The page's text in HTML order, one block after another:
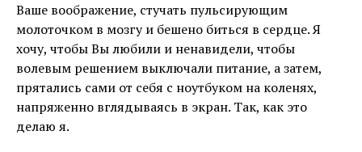
Ваше воображение, стучать пульсирующим
молоточком в мозгу и бешено биться в сердце. Я
хочу, чтобы Вы любили и ненавидели, чтобы
волевым решением выключали питание, а затем,
прятались сами от себя с ноутбуком на коленях,
напряженно вглядываясь в экран. Так, как это
делаю я.